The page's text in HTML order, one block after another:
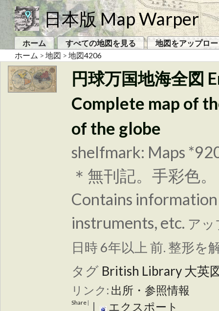
日本版 Map Warper
ホーム すべての地図を見る
地図をアップロ
ホーム > 地図 > 地図4206
円球万国地海全図
Complete map of
of the globe
shelfmark: Maps
＊無刊記。手彩色
Contains
instruments, etc. ア
日時 6年以上 前. 整形を
タグ British Library大英
リンク: 出所・参照情報
Share | | エクスポート